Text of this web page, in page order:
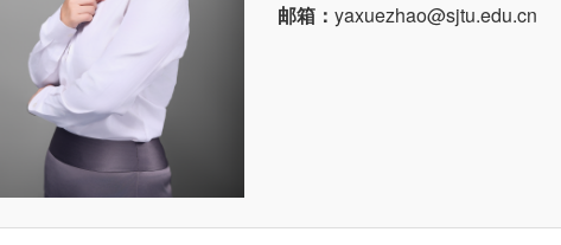
邮箱： yaxuezhao@sjtu.edu.cn